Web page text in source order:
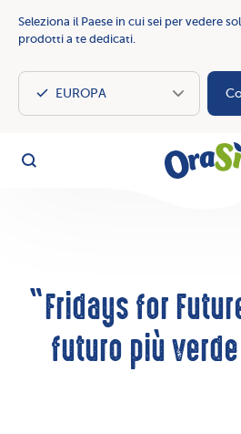
Seleziona il Paese in cui sei per vedere
prodotti a te dedicati.
Cerca
“Fridays for
futuro più